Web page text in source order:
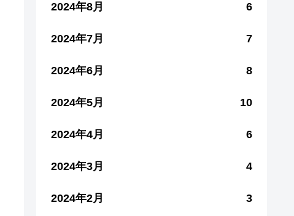
2024年8月 6
2024年7月 7
2024年6月 8
2024年5月 10
2024年4月 6
2024年3月 4
2024年2月 3